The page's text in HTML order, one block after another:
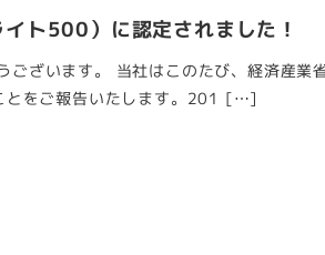
ト500）に認定されました！
ざいます。 当社はこのたび、経済産業
とをご報告いたします。201 […]